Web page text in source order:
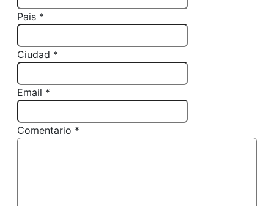
Pais *
Ciudad *
Email *
Comentario *